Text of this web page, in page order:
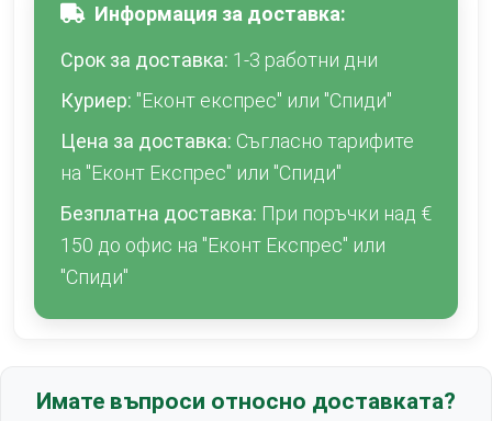
Информация за доставка:
Срок за доставка: 1-3 работни дни
Куриер: "Еконт експрес" или "Спиди"
Цена за доставка: Съгласно тарифите
на "Еконт Експрес" или "Спиди"
Безплатна доставка: При поръчки над €
150 до офис на "Еконт Експрес" или
"Спиди"
Имате въпроси относно доставката?